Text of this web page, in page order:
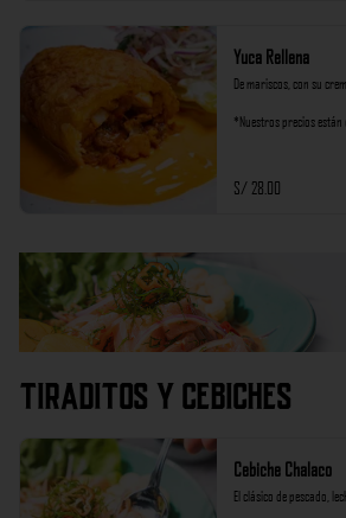
Yuca Rellena
De mariscos, con su
*Nuestros precios están
S/ 28.00
Tiraditos y Cebiches
Cebiche Chalaco
El clásico de pescado,